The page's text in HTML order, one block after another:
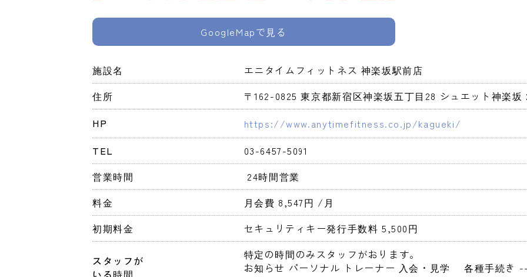
GoogleMapで見る
施設名
エニタイムフィットネス 神楽坂駅前店
住所
〒162-0825 東京都新宿区神楽坂五丁目28 シュエット神楽坂
HP
https://www.anytimefitness.co.jp/kagueki/
TEL
03-6457-5091
営業時間
24時間営業
料金
月会費 8,547円 /月
初期料金
セキュリティキー発行手数料 5,500円
スタッフが
特定の時間のみスタッフがおります。
お知らせ パーソナル トレーナー 入会・見学　 各種手続